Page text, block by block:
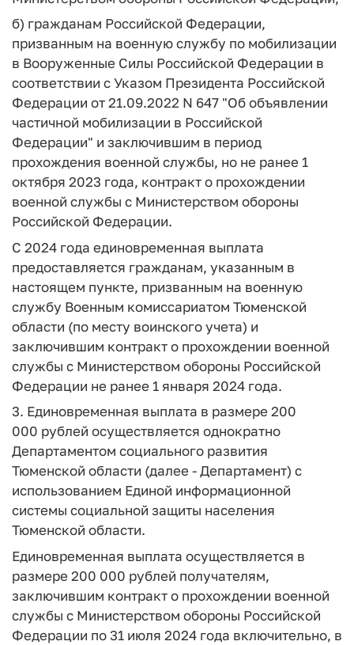
б) гражданам Российской Федерации,
призванным на военную службу по мобилизации
в Вооруженные Силы Российской Федерации в
соответствии с Указом Президента Российской
Федерации от 21.09.2022 N 647 "Об объявлении
частичной мобилизации в Российской
Федерации" и заключившим в период
прохождения военной службы, но не ранее 1
октября 2023 года, контракт о прохождении
военной службы с Министерством обороны
Российской Федерации.
С 2024 года единовременная выплата
предоставляется гражданам, указанным в
настоящем пункте, призванным на военную
службу Военным комиссариатом Тюменской
области (по месту воинского учета) и
заключившим контракт о прохождении военной
службы с Министерством обороны Российской
Федерации не ранее 1 января 2024 года.
3. Единовременная выплата в размере 200
000 рублей осуществляется однократно
Департаментом социального развития
Тюменской области (далее - Департамент) с
использованием Единой информационной
системы социальной защиты населения
Тюменской области.
Единовременная выплата осуществляется в
размере 200 000 рублей получателям,
заключившим контракт о прохождении военной
службы с Министерством обороны Российской
Федерации по 31 июля 2024 года включительно, в